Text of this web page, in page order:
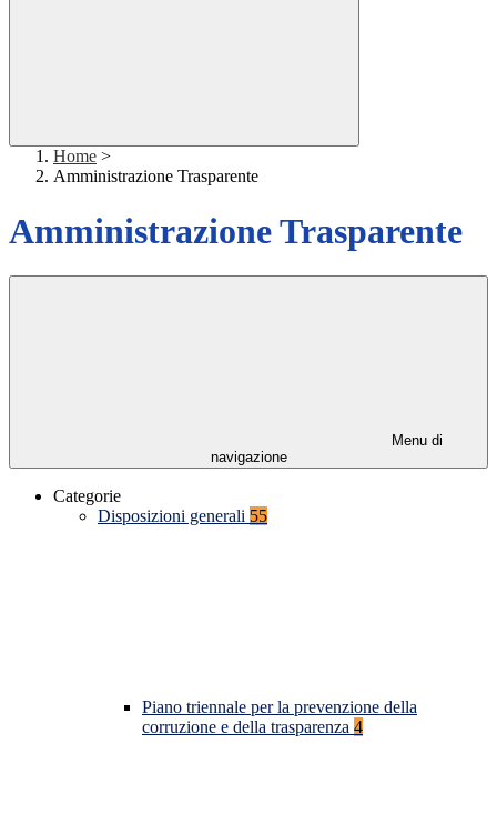
Home >
Amministrazione Trasparente
Amministrazione Trasparente
Menu di
navigazione
Categorie
Disposizioni generali 55
Piano triennale per la prevenzione della
corruzione e della trasparenza 4